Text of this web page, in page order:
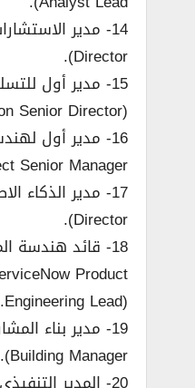
Director).
15- مدير أول
(Delivery & Operation Senior Director).
Senior Manager).
Director).
18- قائد هندسة
Product
Engineering Lead).
Building Manager).